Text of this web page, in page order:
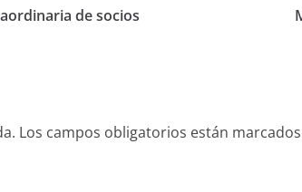
de socios
Los campos obligatorios están